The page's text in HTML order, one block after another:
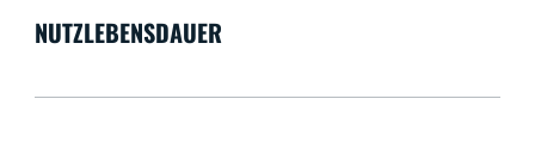
NUTZLEBENSDAUER